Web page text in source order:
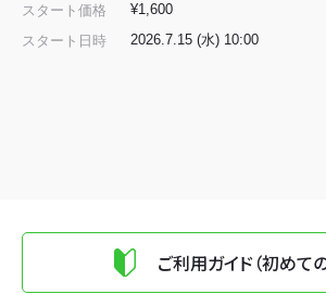
スタート価格
¥1,600
スタート日時
2026.7.15 (水) 10:00
ご利用ガイド（初めて